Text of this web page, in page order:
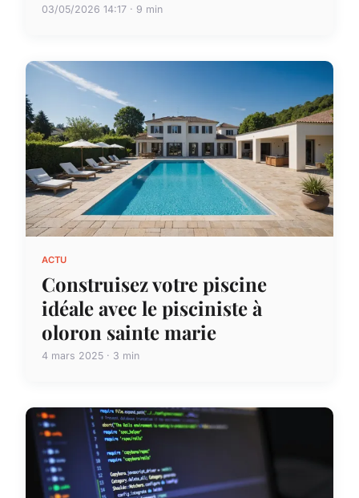
03/05/2026 14:17 · 9 min
ACTU
Construisez votre piscine
idéale avec le pisciniste à
oloron sainte marie
4 mars 2025 · 3 min